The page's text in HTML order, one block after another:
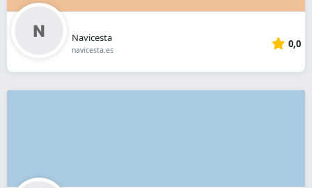
Navicesta
navicesta.es 0,0